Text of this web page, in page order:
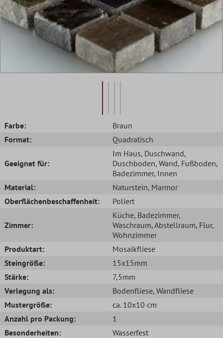
Farbe:
Braun
Format:
Quadratisch
Geeignet für:
Im Haus, Duschwand,
Duschboden, Wand, Fußboden,
Badezimmer, Innen
Material:
Naturstein, Marmor
Oberflächenbeschaffenheit:
Poliert
Zimmer:
Küche, Badezimmer,
Waschraum, Abstellraum, Flur,
Wohnzimmer
Produktart:
Mosaikfliese
Steingröße:
15x15mm
Stärke:
7,5mm
Verlegung als:
Bodenfliese, Wandfliese
Mustergröße:
ca. 10x10 cm
Anzahl pro Packung:
1
Besonderheiten:
Wasserfest